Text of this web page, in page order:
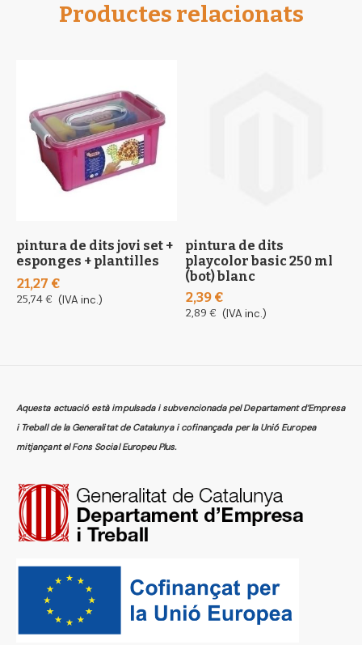
Productes relacionats
pintura de dits jovi set +
esponges + plantilles
21,27 €
25,74 € (IVA inc.)
pintura de dits
playcolor basic 250 ml
(bot) blanc
2,39 €
2,89 € (IVA inc.)
Aquesta actuació està impulsada i subvencionada pel Departament d’Empresa
i Treball de la Generalitat de Catalunya i cofinançada per la Unió Europea
mitjançant el Fons Social Europeu Plus.